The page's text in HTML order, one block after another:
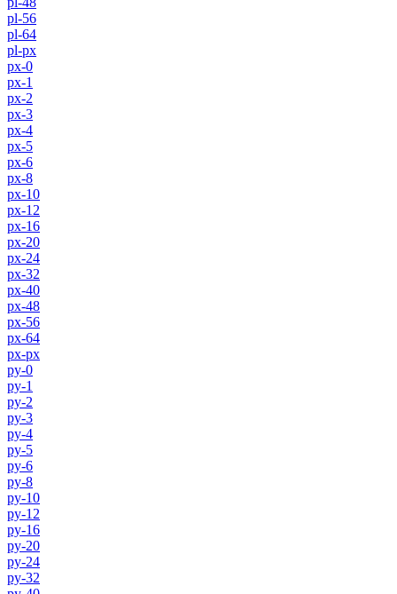
pl-56
pl-64
pl-px
px-0
px-1
px-2
px-3
px-4
px-5
px-6
px-8
px-10
px-12
px-16
px-20
px-24
px-32
px-40
px-48
px-56
px-64
px-px
py-0
py-1
py-2
py-3
py-4
py-5
py-6
py-8
py-10
py-12
py-16
py-20
py-24
py-32